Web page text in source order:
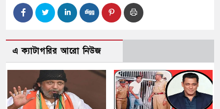
এ ক্যাটাগরির আরো নিউজ